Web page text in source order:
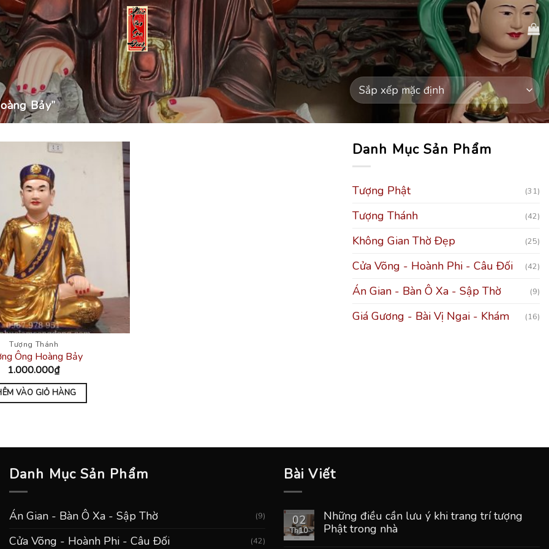
Bảy”
Tượng Thánh
Ông Hoàng Bảy
1.000.000₫
VÀO GIỎ HÀNG
Danh Mục Sản Phẩm
Tượng Phật (31)
Tượng Thánh (42)
Không Gian Thờ Đẹp (25)
Cửa Võng - Hoành Phi - Câu Đối (42)
Án Gian - Bàn Ô Xa - Sập Thờ (9)
Giá Gương - Bài Vị Ngai - Khám (16)
Danh Mục Sản Phẩm
Án Gian - Bàn Ô Xa - Sập Thờ (9)
Cửa Võng - Hoành Phi - Câu Đối (42)
Bài Viết
02
Th10
Những điều cần lưu ý khi trang trí tượng
Phật trong nhà